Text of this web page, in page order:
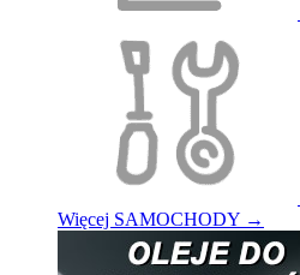
Więcej SAMOCHODY →